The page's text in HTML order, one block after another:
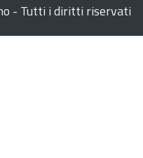
- Tutti i diritti riservati